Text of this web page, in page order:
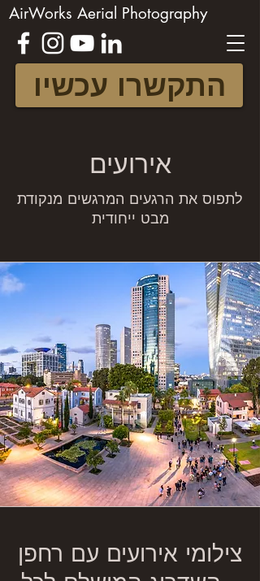
AirWorks Aerial Photography
התקשרו עכשיו
אירועים
לתפוס את הרגעים המרגשים מנקודת
מבט ייחודית
צילומי אירועים עם רחפן